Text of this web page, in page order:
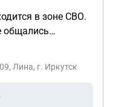
в зоне СВО.
общались
были
что этот
на моего
Лина, г. Иркутск